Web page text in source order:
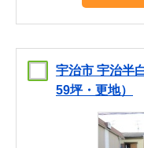
宇治市 宇治半
59坪・更地）